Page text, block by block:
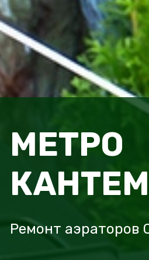
МЕТРО
Ремонт аэраторов